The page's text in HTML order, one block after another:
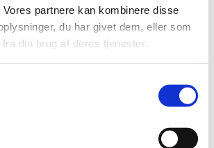
partnere kan kombinere disse
du har givet dem, eller som
din brug af deres tjenester.